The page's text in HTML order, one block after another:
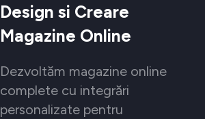
Design si Creare
Magazine Online
Dezvoltăm magazine online
complete cu integrări
personalizate pentru